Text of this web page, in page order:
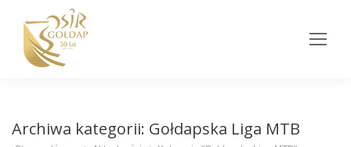
Archiwa kategorii: Gołdapska Liga MTB